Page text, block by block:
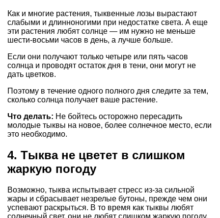
Как и многие растения, тыквенные лозы вырастают
слабыми и длинноногими при недостатке света. А еще
эти растения любят солнце — им нужно не меньше
шести-восьми часов в день, а лучше больше.
Если они получают только четыре или пять часов
солнца и проводят остаток дня в тени, они могут не
дать цветков.
Поэтому в течение одного полного дня следите за тем,
сколько солнца получает ваше растение.
Что делать: Не бойтесь осторожно пересадить
молодые тыквы на новое, более солнечное место, если
это необходимо.
4. Тыква не цветет в слишком
жаркую погоду
Возможно, тыква испытывает стресс из-за сильной
жары и сбрасывает незрелые бутоны, прежде чем они
успевают раскрыться. В то время как тыквы любят